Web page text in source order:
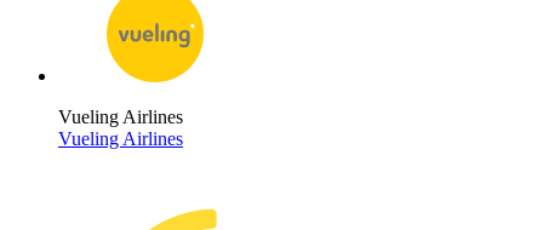
Vueling Airlines
Vueling Airlines